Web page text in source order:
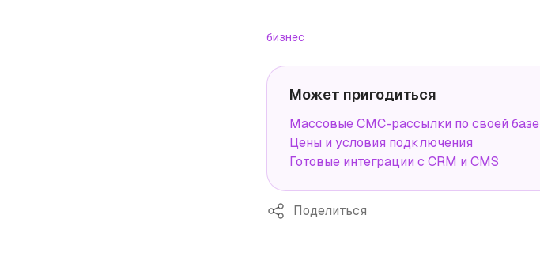
бизнес
Может пригодиться
Массовые СМС-рассылки по своей базе
Цены и условия подключения
Готовые интеграции с CRM и CMS
Поделиться